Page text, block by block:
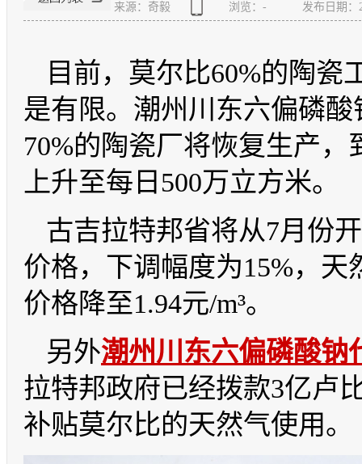
来源：奇毅 浏览： - 发布日期：
目前，莫尔比60%的陶瓷
是有限。 潮州 川东六偏磷酸
70%的陶瓷厂将恢复生产
上升至每日500万立方米。
古吉拉特邦省将从7月份
价格，下调幅度为15%，天
价格降至1.94元/m³。
另外潮州 川东六偏磷酸钠
拉特邦政府已经拨款3亿卢
补贴莫尔比的天然气使用。